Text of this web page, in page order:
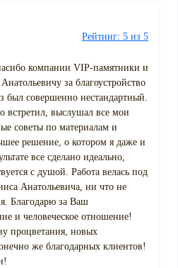
Рейтинг: 5 из 5
компании VIP-памятники и
за благоустройство
был совершенно нестандартный.
встретил, выслушал все мои
советы по материалам и
решение, о котором я даже и
все сделано идеально,
с душой. Работа велась под
Анатольевича, ни что не
Благодарю за Ваш
и человеческое отношение!
процветания, новых
же благодарных клиентов!